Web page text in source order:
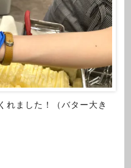
れました！（バター大き